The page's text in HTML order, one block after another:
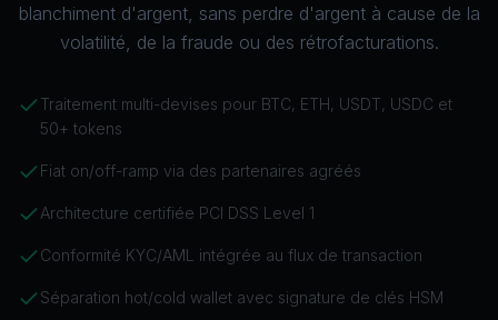
blanchiment d'argent, sans perdre d'argent à cause de la
volatilité, de la fraude ou des rétrofacturations.
Traitement multi-devises pour BTC, ETH, USDT, USDC et
50+ tokens
Fiat on/off-ramp via des partenaires agréés
Architecture certifiée PCI DSS Level 1
Conformité KYC/AML intégrée au flux de transaction
Séparation hot/cold wallet avec signature de clés HSM